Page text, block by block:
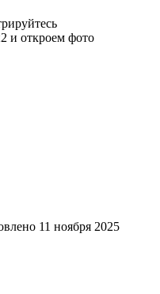
и откроем фото
11 ноября 2025